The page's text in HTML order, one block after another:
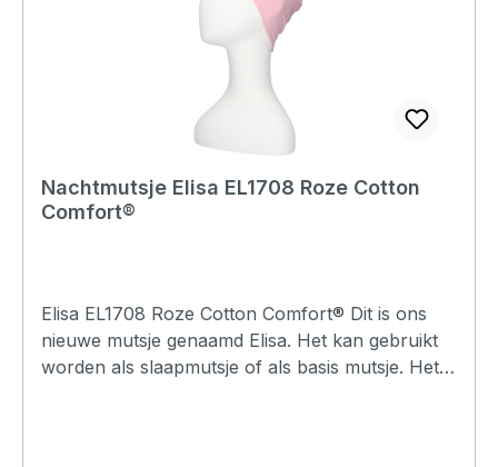
Nachtmutsje Elisa EL1708 Roze Cotton
Comfort®
Elisa EL1708 Roze Cotton Comfort® Dit is ons
nieuwe mutsje genaamd Elisa. Het kan gebruikt
worden als slaapmutsje of als basis mutsje. Het